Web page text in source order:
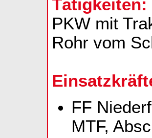
Tätigkeiten:
PKW mit
Rohr vom
FF
MTF,